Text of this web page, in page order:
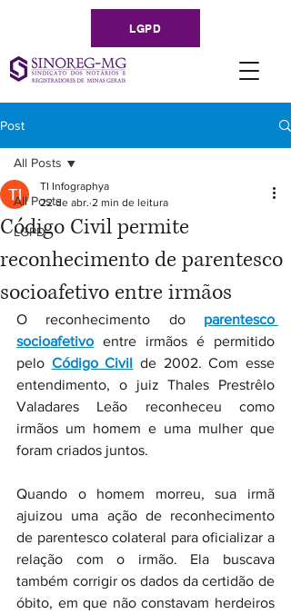
LGPD
Post
All Posts
LGPD
All Posts
Código Civil permite
reconhecimento de parentesco
socioafetivo entre irmãos
TI Infographya
22 de abr. 2 min de leitura
O reconhecimento do parentesco
socioafetivo entre irmãos é permitido
pelo Código Civil de 2002. Com esse
entendimento, o juiz Thales Prestrêlo
Valadares Leão reconheceu como
irmãos um homem e uma mulher que
foram criados juntos.
Quando o homem morreu, sua irmã
ajuizou uma ação de reconhecimento
de parentesco colateral para oficializar a
relação com o irmão. Ela buscava
também corrigir os dados da certidão de
óbito, em que não constavam herdeiros